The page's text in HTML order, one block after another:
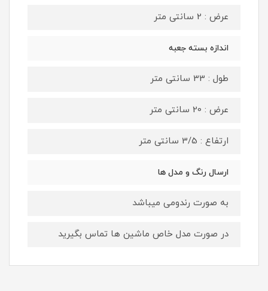
عرض : 2 سانتی متر
اندازه بسته جعبه
طول : 33 سانتی متر
عرض : 20 سانتی متر
ارتفاع : 3/5 سانتی متر
ارسال رنگ و مدل ها
به صورت رندومی میباشد
در صورت مدل خاص ماشین ها تماس بگیرید